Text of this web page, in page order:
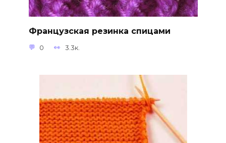
Французская резинка спицами
0 3.3к.